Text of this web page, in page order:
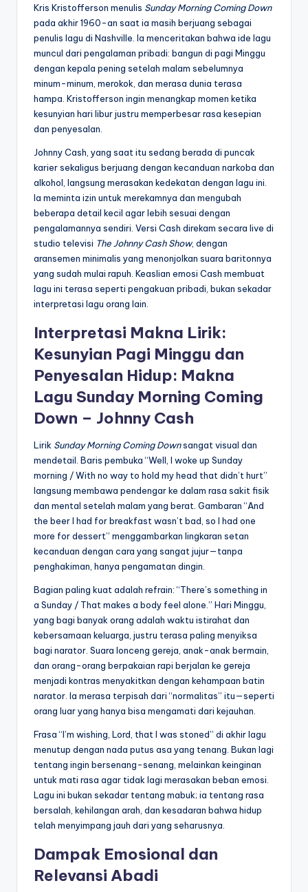
Kris Kristofferson menulis Sunday Morning Coming Down
pada akhir 1960-an saat ia masih berjuang sebagai
penulis lagu di Nashville. Ia menceritakan bahwa ide lagu
muncul dari pengalaman pribadi: bangun di pagi Minggu
dengan kepala pening setelah malam sebelumnya
minum-minum, merokok, dan merasa dunia terasa
hampa. Kristofferson ingin menangkap momen ketika
kesunyian hari libur justru memperbesar rasa kesepian
dan penyesalan.
Johnny Cash, yang saat itu sedang berada di puncak
karier sekaligus berjuang dengan kecanduan narkoba dan
alkohol, langsung merasakan kedekatan dengan lagu ini.
Ia meminta izin untuk merekamnya dan mengubah
beberapa detail kecil agar lebih sesuai dengan
pengalamannya sendiri. Versi Cash direkam secara live di
studio televisi The Johnny Cash Show, dengan
aransemen minimalis yang menonjolkan suara baritonnya
yang sudah mulai rapuh. Keaslian emosi Cash membuat
lagu ini terasa seperti pengakuan pribadi, bukan sekadar
interpretasi lagu orang lain.
Interpretasi Makna Lirik:
Kesunyian Pagi Minggu dan
Penyesalan Hidup: Makna
Lagu Sunday Morning Coming
Down – Johnny Cash
Lirik Sunday Morning Coming Downsangat visual dan
mendetail. Baris pembuka “Well, I woke up Sunday
morning / With no way to hold my head that didn’t hurt”
langsung membawa pendengar ke dalam rasa sakit fisik
dan mental setelah malam yang berat. Gambaran “And
the beer I had for breakfast wasn’t bad, so I had one
more for dessert” menggambarkan lingkaran setan
kecanduan dengan cara yang sangat jujur—tanpa
penghakiman, hanya pengamatan dingin.
Bagian paling kuat adalah refrain: “There’s something in
a Sunday / That makes a body feel alone.” Hari Minggu,
yang bagi banyak orang adalah waktu istirahat dan
kebersamaan keluarga, justru terasa paling menyiksa
bagi narator. Suara lonceng gereja, anak-anak bermain,
dan orang-orang berpakaian rapi berjalan ke gereja
menjadi kontras menyakitkan dengan kehampaan batin
narator. Ia merasa terpisah dari “normalitas” itu—seperti
orang luar yang hanya bisa mengamati dari kejauhan.
Frasa “I’m wishing, Lord, that I was stoned” di akhir lagu
menutup dengan nada putus asa yang tenang. Bukan lagi
tentang ingin bersenang-senang, melainkan keinginan
untuk mati rasa agar tidak lagi merasakan beban emosi.
Lagu ini bukan sekadar tentang mabuk; ia tentang rasa
bersalah, kehilangan arah, dan kesadaran bahwa hidup
telah menyimpang jauh dari yang seharusnya.
Dampak Emosional dan
Relevansi Abadi